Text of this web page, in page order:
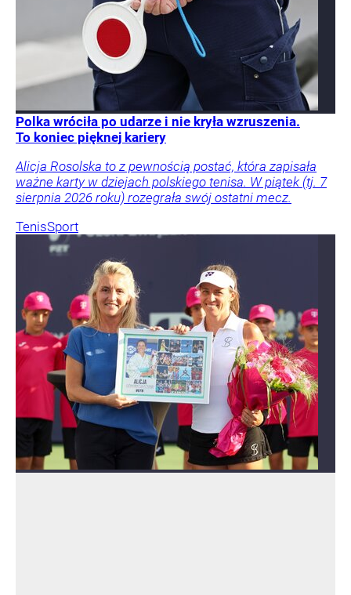
Polka wróciła po udarze i nie kryła wzruszenia.
To koniec pięknej kariery
Alicja Rosolska to z pewnością postać, która zapisała
ważne karty w dziejach polskiego tenisa. W piątek (tj. 7
sierpnia 2026 roku) rozegrała swój ostatni mecz.
TenisSport